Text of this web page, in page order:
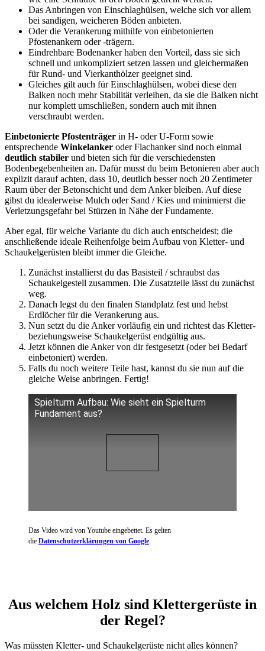
Das Anbringen von Einschlaghülsen, welche sich vor allem
bei sandigen, weicheren Böden anbieten.
Oder die Verankerung mithilfe von einbetonierten
Pfostenankern oder -trägern.
Eindrehbare Bodenanker haben den Vorteil, dass sie sich
schnell und unkompliziert setzen lassen und gleichermaßen
für Rund- und Vierkanthölzer geeignet sind.
Gleiches gilt auch für Einschlaghülsen, wobei diese den
Balken noch mehr Stabilität verleihen, da sie die Balken nicht
nur komplett umschließen, sondern auch mit ihnen
verschraubt werden.
Einbetonierte Pfostenträger in H- oder U-Form sowie
entsprechende Winkelanker oder Flachanker sind noch einmal
deutlich stabiler und bieten sich für die verschiedensten
Bodenbegebenheiten an. Dafür musst du beim Betonieren aber auch
explizit darauf achten, dass 10, deutlich besser noch 20 Zentimeter
Raum über der Betonschicht und dem Anker bleiben. Auf diese
gibst du idealerweise Mulch oder Sand / Kies und minimierst die
Verletzungsgefahr bei Stürzen in Nähe der Fundamente.
Aber egal, für welche Variante du dich auch entscheidest; die
anschließende ideale Reihenfolge beim Aufbau von Kletter- und
Schaukelgerüsten bleibt immer die Gleiche.
Zunächst installierst du das Basisteil / schraubst das
Schaukelgestell zusammen. Die Zusatzteile lässt du zunächst
weg.
Danach legst du den finalen Standplatz fest und hebst
Erdlöcher für die Verankerung aus.
Nun setzt du die Anker vorläufig ein und richtest das Kletter-
beziehungsweise Schaukelgerüst endgültig aus.
Jetzt können die Anker von dir festgesetzt (oder bei Bedarf
einbetoniert) werden.
Falls du noch weitere Teile hast, kannst du sie nun auf die
gleiche Weise anbringen. Fertig!
Spielturm Aufbau: Wie sieht ein Spielturm
Fundament aus?
Das Video wird von Youtube eingebettet. Es gelten
die Datenschutzerklärungen von Google
Aus welchem Holz sind Klettergerüste in
der Regel?
Was müssten Kletter- und Schaukelgerüste nicht alles können?